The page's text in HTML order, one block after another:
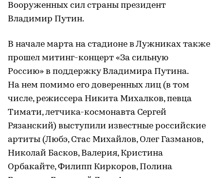
Вооруженных сил страны президент
Владимир Путин.
В начале марта на стадионе в Лужниках также
прошел митинг-концерт «За сильную
Россию» в поддержку Владимира Путина.
На нем помимо его доверенных лиц (в том
числе, режиссера Никита Михалков, певца
Тимати, летчика-космонавта Сергей
Рязанский) выступили известные российские
артиты (Любэ, Стас Михайлов, Олег Газманов,
Николай Басков, Валерия, Кристина
Орбакайте, Филипп Киркоров, Полина